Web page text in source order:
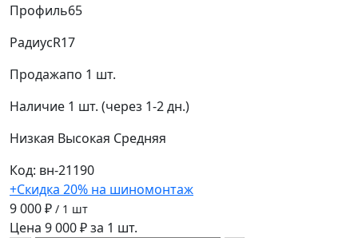
Профиль65
РадиусR17
Продажапо 1 шт.
Наличие 1 шт. (через 1-2 дн.)
Низкая Высокая Средняя
Код: вн-21190
+Скидка 20% на шиномонтаж
9 000 ₽ / 1 шт
Цена 9 000 ₽ за 1 шт.